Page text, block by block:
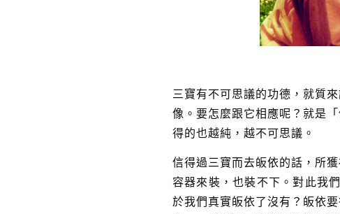
三寶有不可思議的功德，就質
像。要怎麼跟它相應呢？就是
得的也越純，越不可思議。
信得過三寶而去皈依的話，所
容器來裝，也裝不下。對此我
於我們真實皈依了沒有？皈依